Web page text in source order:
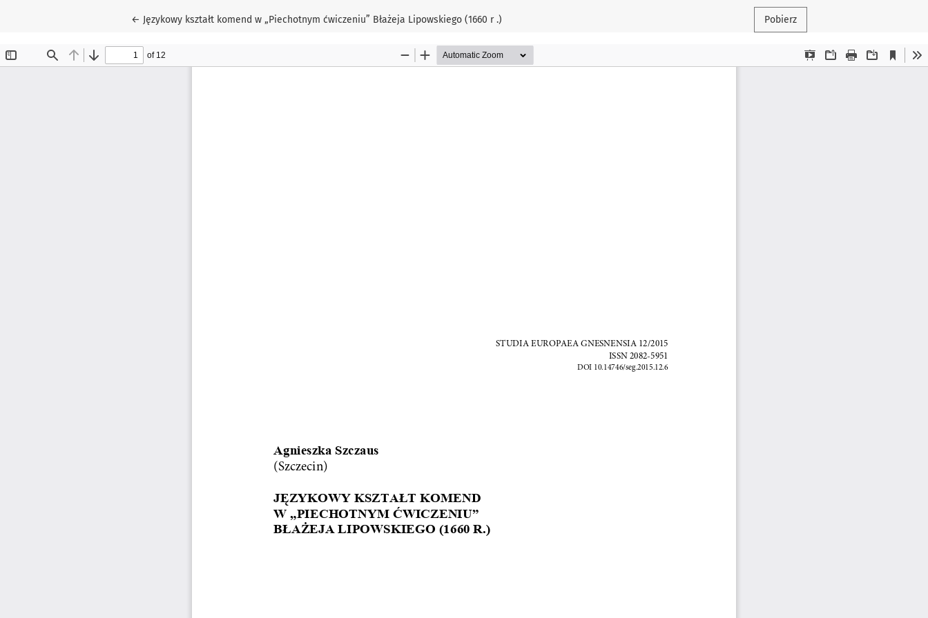
← Wróć do szczegółów artykułu
Językowy kształt komend w „Piechotnym ćwiczeniu” Błażeja Lipowskiego (1660 r .) Pobierz